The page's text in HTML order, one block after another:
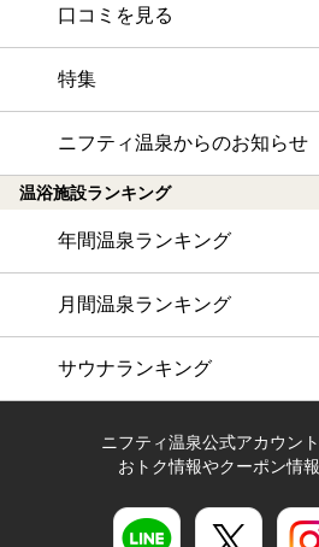
口コミを見る
特集
ニフティ温泉からのお知らせ
温浴施設ランキング
年間温泉ランキング
月間温泉ランキング
サウナランキング
ニフティ温泉公式アカウン
おトク情報やクーポン情